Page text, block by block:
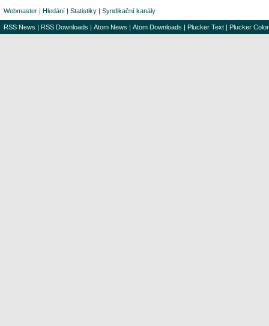
Webmaster | Hledání | Statistiky | Syndikační kanály
RSS News | RSS Downloads | Atom News | Atom Downloads | Plucker Text | Plucker Color